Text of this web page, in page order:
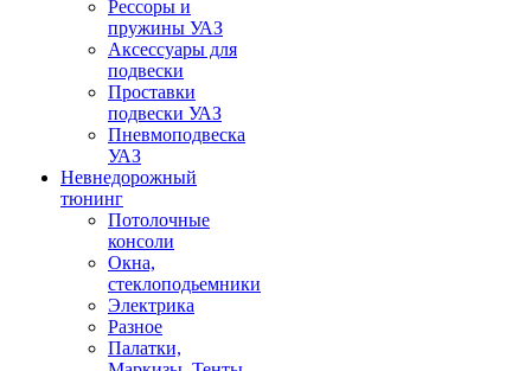
Рессоры и
пружины УАЗ
Аксессуары для
подвески
Проставки
подвески УАЗ
Пневмоподвеска
УАЗ
Невнедорожный
тюнинг
Потолочные
консоли
Окна,
стеклоподьемники
Электрика
Разное
Палатки,